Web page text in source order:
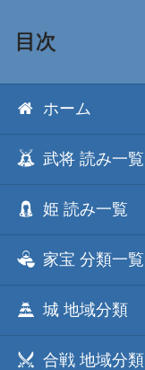
目次
ホーム
武将 読み一覧
姫 読み一覧
家宝 分類一覧
城 地域分類
合戦 地域分類